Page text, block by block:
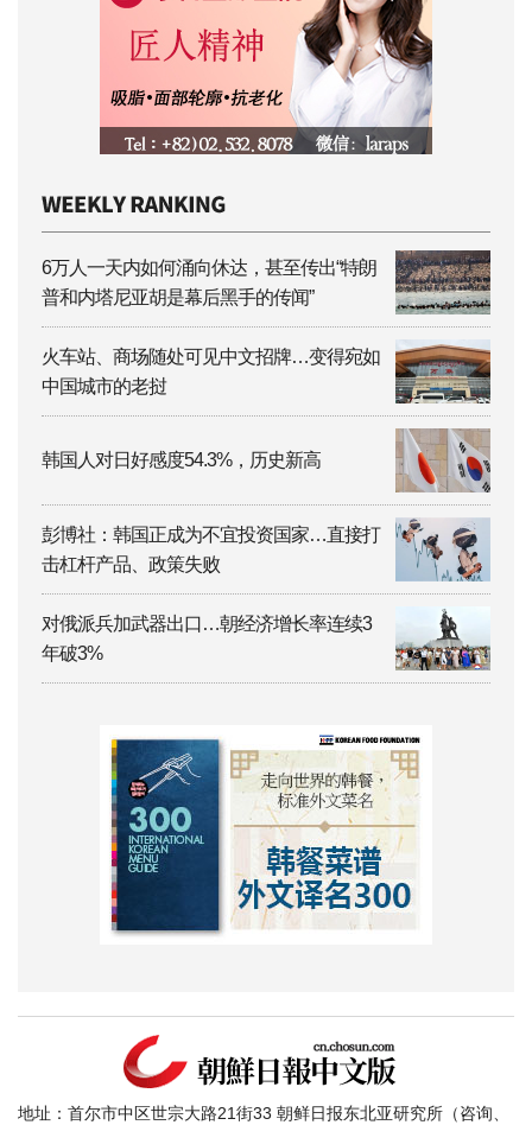
6万人一天内如何涌向休达，甚至传出“特朗
普和内塔尼亚胡是幕后黑手的传闻”
火车站、商场随处可见中文招牌…变得宛如
中国城市的老挝
韩国人对日好感度54.3%，历史新高
彭博社：韩国正成为不宜投资国家…直接打
击杠杆产品、政策失败
对俄派兵加武器出口…朝经济增长率连续3
年破3%
地址：首尔市中区世宗大路21街33 朝鲜日报东北亚研究所（咨询、